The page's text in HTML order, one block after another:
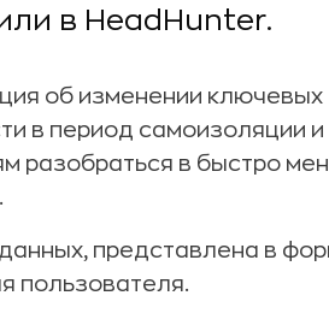
в HeadHunter.
об изменении ключевых
в период самоизоляции и
разобраться в быстро
представлена в
пользователя.